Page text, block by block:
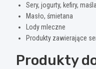
Sery, jogurty, kefiry,
Masło, śmietana
Lody mleczne
Produkty zawierające
Produkty